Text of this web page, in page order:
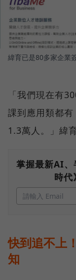
緯育已是80多家企業
「我們現在有
課到應用類都
1.3萬人。」緯
掌握最新AI、
時代
快到追不上
知